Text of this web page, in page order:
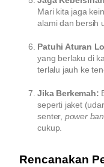
Mari kita jaga
alami dan bersih
Patuhi Aturan
yang berlaku di
terlalu jauh ke
Jika Berkemah:
seperti jaket
senter, power
cukup.
Rencanakan